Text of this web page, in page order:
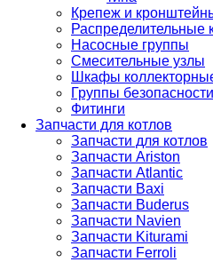
Крепеж и
Распределительные
Насосные группы
Смесительные узлы
Шкафы
Группы безопасности
Фитинги
Запчасти для котлов
Запчасти для котлов
Запчасти Ariston
Запчасти Atlantic
Запчасти Baxi
Запчасти Buderus
Запчасти Navien
Запчасти Kiturami
Запчасти Ferroli